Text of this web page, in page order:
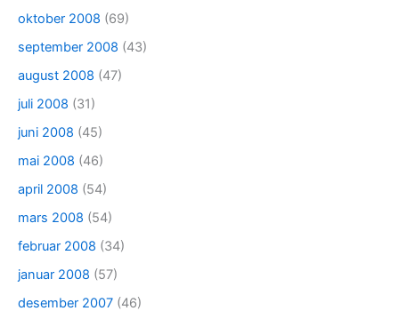
oktober 2008 (69)
september 2008 (43)
august 2008 (47)
juli 2008 (31)
juni 2008 (45)
mai 2008 (46)
april 2008 (54)
mars 2008 (54)
februar 2008 (34)
januar 2008 (57)
desember 2007 (46)